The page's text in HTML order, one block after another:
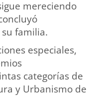
mereciendo
familia.
especiales,
categorías de
y Urbanismo de